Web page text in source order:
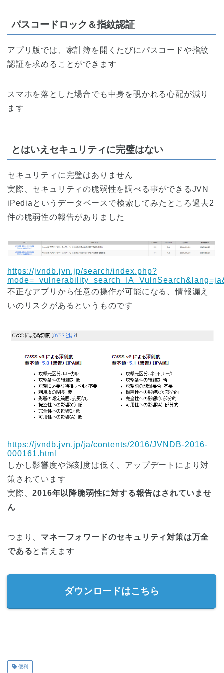
パスコードロック＆指紋認証
アプリ版では、家計簿を開くたびにパスコードや指紋
認証を求めることができます
スマホを落とした場合でも中身を覗かれる心配が減り
ます
とはいえセキュリティに完璧はない
セキュリティに完璧はありません
実際、セキュリティの脆弱性を調べる事ができるJVN
iPediaというデータベースで検索してみたところ過去2
件の脆弱性の報告がありました
https://jvndb.jvn.jp/search/index.php?
不正なアプリから任意の操作が可能になる、情報漏え
いのリスクがあるというものです
https://jvndb.jvn.jp/ja/contents/2016/JVNDB-2016-
000161.html
しかし影響度や深刻度は低く、アップデートにより対
策されています
実際、2016年以降脆弱性に対する報告はされていませ
ん
つまり、 マネーフォワードのセキュリティ対策は万全
であると言えます
ダウンロードはこちら
便利